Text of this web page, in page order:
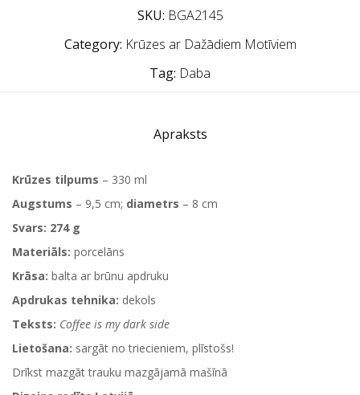
SKU: BGA2145
Category: Krūzes ar Dažādiem Motīviem
Tag: Daba
Apraksts
Krūzes tilpums – 330 ml
Augstums – 9,5 cm; diametrs – 8 cm
Svars: 274 g
Materiāls: porcelāns
Krāsa: balta ar brūnu apdruku
Apdrukas tehnika: dekols
Teksts: Coffee is my dark side
Lietošana: sargāt no triecieniem, plīstošs!
Drīkst mazgāt trauku mazgājamā mašīnā